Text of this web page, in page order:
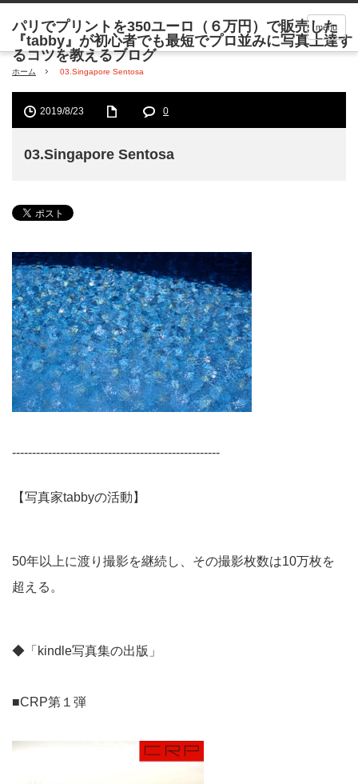
menu
ホーム 03.Singapore Sentosa
2019/8/23 0
03.Singapore Sentosa
----------------------------------------------------
【写真家tabbyの活動】
50年以上に渡り撮影を継続し、その撮影枚数は10万枚を
超える。
◆「kindle写真集の出版」
■CRP第１弾